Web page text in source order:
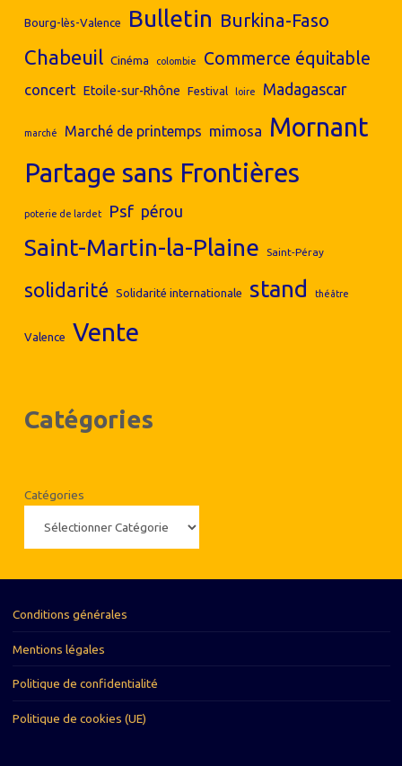
Bourg-lès-Valence Bulletin Burkina-Faso
Chabeuil Cinéma colombie Commerce équitable
concert Etoile-sur-Rhône Festival loire Madagascar
marché Marché de printemps mimosa Mornant
Partage sans Frontières
poterie de lardet Psf pérou
Saint-Martin-la-Plaine Saint-Péray
solidarité Solidarité internationale stand théâtre
Valence Vente
Catégories
Catégories
Conditions générales
Mentions légales
Politique de confidentialité
Politique de cookies (UE)